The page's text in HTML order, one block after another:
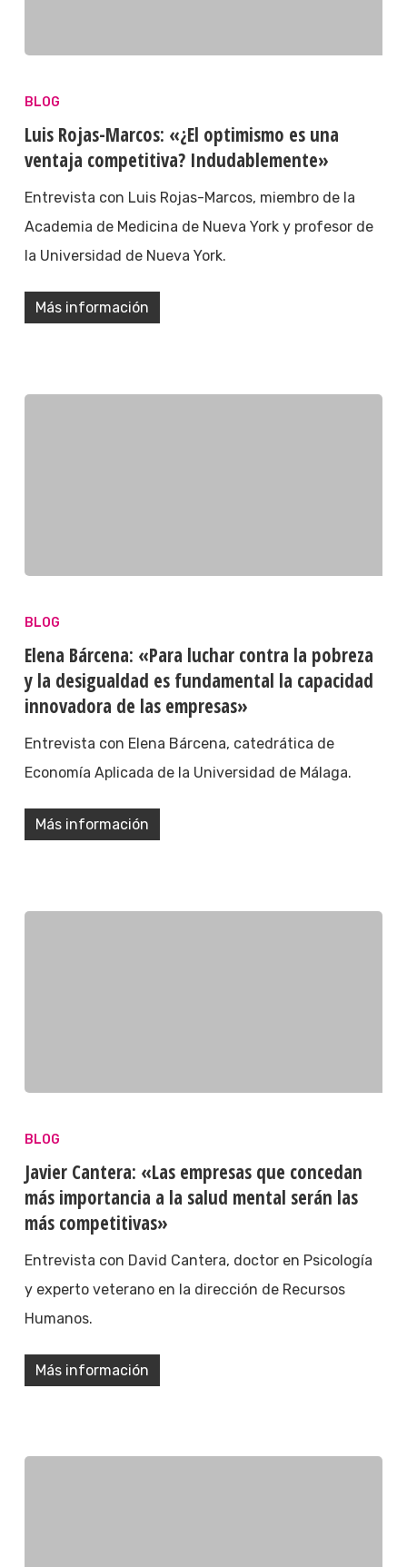
BLOG
Luis Rojas-Marcos: «¿El optimismo es una
ventaja competitiva? Indudablemente»
Entrevista con Luis Rojas-Marcos, miembro de la
Academia de Medicina de Nueva York y profesor de
la Universidad de Nueva York.
Más información
BLOG
Elena Bárcena: «Para luchar contra la pobreza
y la desigualdad es fundamental la capacidad
innovadora de las empresas»
Entrevista con Elena Bárcena, catedrática de
Economía Aplicada de la Universidad de Málaga.
Más información
BLOG
Javier Cantera: «Las empresas que concedan
más importancia a la salud mental serán las
más competitivas»
Entrevista con David Cantera, doctor en Psicología
y experto veterano en la dirección de Recursos
Humanos.
Más información